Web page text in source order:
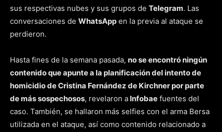
sus respectivas nubes y sus grupos de Telegram. Las
conversaciones de WhatsApp en la previa al ataque se
perdieron.
Hasta fines de la semana pasada, no se encontró ningún
contenido que apunte a la planificación del intento de
homicidio de Cristina Fernández de Kirchner por parte
de más sospechosos, revelaron a Infobae fuentes del
caso. También, se hallaron más selfies con el arma Bersa
utilizada en el ataque, así como contenido relacionado a